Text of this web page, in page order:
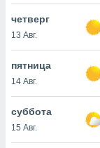
cookie
в
ВЫ
четверг
13 Авг.
пятница
14 Авг.
суббота
15 Авг.